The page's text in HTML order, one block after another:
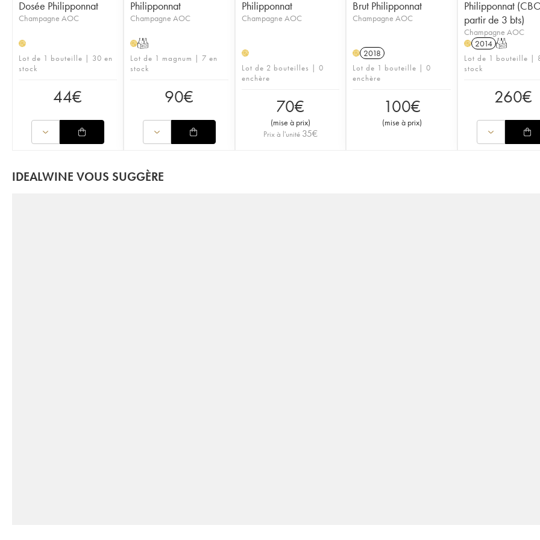
Dosée Philipponnat
Champagne AOC
H
Lot de 1 bouteille | 30 en
stock
44€
Philipponnat
Champagne AOC
HT
Lot de 1 magnum | 7 en
stock
90€
Philipponnat
Champagne AOC
H
Lot de 2 bouteilles | 0
enchère
70€
(mise à prix)
Prix à l'unité 35€
Brut Philipponnat
Champagne AOC
H 2018
Lot de 1 bouteille | 0
enchère
100€
(mise à prix)
Philipponnat
partir de 3 bts)
Champagne AOC
H 2014 T
Lot de 1 bouteille |
stock
260€
IDEALWINE VOUS SUGGÈRE